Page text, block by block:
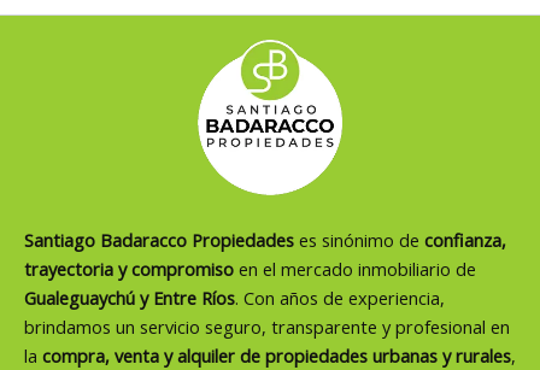
Santiago Badaracco Propiedades es sinónimo de confianza,
trayectoria y compromiso en el mercado inmobiliario de
Gualeguaychú y Entre Ríos. Con años de experiencia,
brindamos un servicio seguro, transparente y profesional en
la compra, venta y alquiler de propiedades urbanas y rurales,